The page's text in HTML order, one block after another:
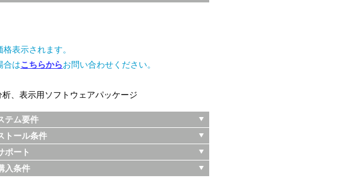
表示されます。
合はこちらからお問い合わせください。
、表示用ソフトウェアパッケージ
テム要件
トール条件
ポート
入条件